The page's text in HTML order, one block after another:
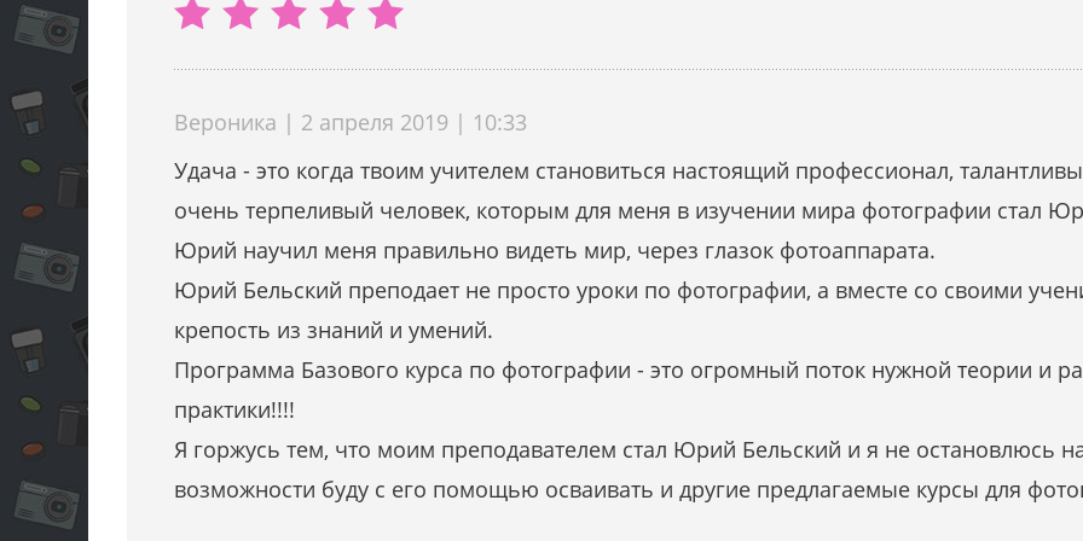
Вероника | 2 апреля 2019 | 10:33
Удача - это когда твоим учителем становиться настоящий профессионал,
очень терпеливый человек, которым для меня в изучении мира фотографии стал
Юрий научил меня правильно видеть мир, через глазок фотоаппарата.
Юрий Бельский преподает не просто уроки по фотографии, а вместе со своими
крепость из знаний и умений.
Программа Базового курса по фотографии - это огромный поток нужной теории и
практики!!!!
Я горжусь тем, что моим преподавателем стал Юрий Бельский и я не остановлюсь
возможности буду с его помощью осваивать и другие предлагаемые курсы для